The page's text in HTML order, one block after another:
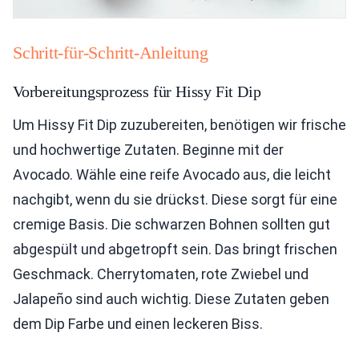
Schritt-für-Schritt-Anleitung
Vorbereitungsprozess für Hissy Fit Dip
Um Hissy Fit Dip zuzubereiten, benötigen wir frische
und hochwertige Zutaten. Beginne mit der
Avocado. Wähle eine reife Avocado aus, die leicht
nachgibt, wenn du sie drückst. Diese sorgt für eine
cremige Basis. Die schwarzen Bohnen sollten gut
abgespült und abgetropft sein. Das bringt frischen
Geschmack. Cherrytomaten, rote Zwiebel und
Jalapeño sind auch wichtig. Diese Zutaten geben
dem Dip Farbe und einen leckeren Biss.